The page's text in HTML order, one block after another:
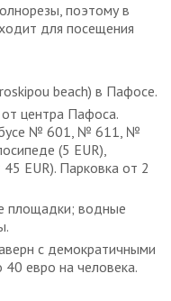
поэтому в
для посещения
beach) в Пафосе.
центра Пафоса.
№ 601, № 611, №
(5 EUR),
EUR). Парковка от 2
площадки; водные
с демократичными
евро на человека.